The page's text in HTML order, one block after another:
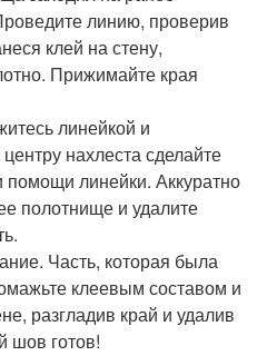
линию, проверив
клей на стену,
Прижимайте края
линейкой и
нахлеста сделайте
помощи линейки. Аккуратно
полотнище и удалите
Часть, которая была
клеевым составом и
разгладив край и удалив
шов готов!